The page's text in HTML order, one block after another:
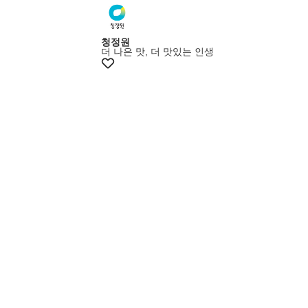
멤버스25%쿠폰
청정원
더 나은 맛, 더 맛있는 인생